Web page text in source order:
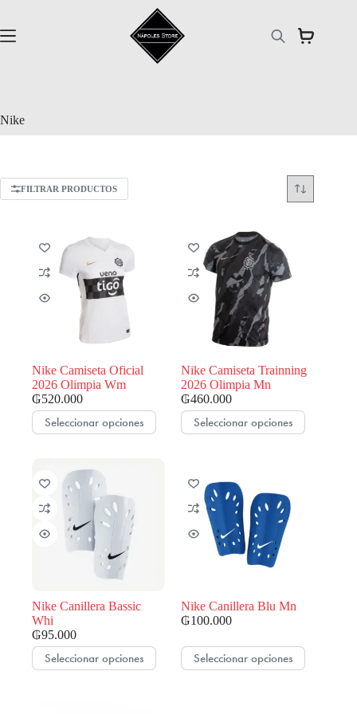
contenido
Nike
FILTRAR PRODUCTOS
Nike Camiseta Oficial
2026 Olimpia Wm
₲520.000
Seleccionar opciones
Este
producto
variantes.
Las
opciones
se
pueden
de
producto
Nike Camiseta Trainning
2026 Olimpia Mn
₲460.000
Seleccionar opciones
Este
producto
Las
opciones
se
pueden
de
producto
Nike Canillera Bassic
Whi
₲95.000
Seleccionar opciones
Este
producto
Nike Canillera Blu Mn
₲100.000
Seleccionar opciones
Este
producto